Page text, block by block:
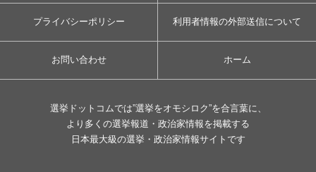
プライバシーポリシー 利用者情報の外部送信について
お問い合わせ ホーム
選挙ドットコムでは”選挙をオモシロク”を合言葉に、
より多くの選挙報道・政治家情報を掲載する
日本最大級の選挙・政治家情報サイトです